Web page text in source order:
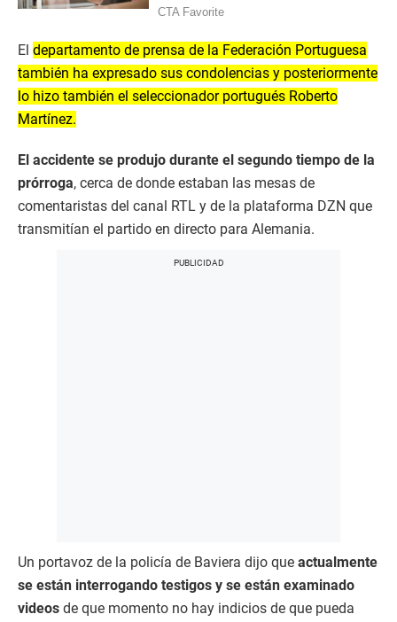
El departamento de prensa de la Federación Portuguesa
también ha expresado sus condolencias y posteriormente
lo hizo también el seleccionador portugués Roberto
Martínez.
El accidente se produjo durante el segundo tiempo de la
prórroga, cerca de donde estaban las mesas de
comentaristas del canal RTL y de la plataforma DZN que
transmitían el partido en directo para Alemania.
Un portavoz de la policía de Baviera dijo que actualmente
se están interrogando testigos y se están examinado
videos de que momento no hay indicios de que pueda